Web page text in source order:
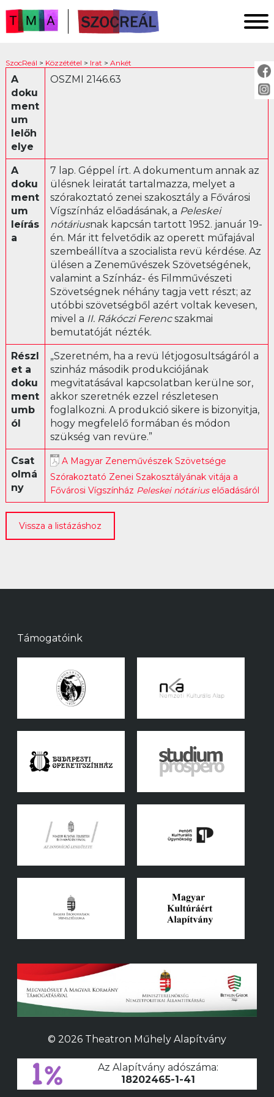
FŐOLDAL
KUTATÁS
KÖZZÉTÉTEL
KÖZVETÍTÉS
KÖZZÉTÉTEL:
Fotó
Irat
Ankét
Jogszabály
SzocReál > Közzététel > Irat > Ankét
A
doku
ment
um
lelőh
elye
OSZMI 2146.63
A
doku
ment
um
leírás
a
7 lap. Géppel írt. A dokumentum annak az
ülésnek leiratát tartalmazza, melyet a
szórakoztató zenei szakosztály a Fővárosi
Vígszínház előadásának, a Peleskei
nótáriusnak kapcsán tartott 1952. január 19-
én. Már itt felvetődik az operett műfajával
szembeállítva a szocialista revü kérdése. Az
ülésen a Zeneművészek Szövetségének,
valamint a Színház- és Filmművészeti
Szövetségnek néhány tagja vett részt; az
utóbbi szövetségből azért voltak kevesen,
mivel a II. Rákóczi Ferencszakmai
bemutatóját nézték.
Részl
et a
doku
ment
umb
ól
„Szeretném, ha a revü létjogosultságáról a
szinház második produkciójának
megvitatásával kapcsolatban kerülne sor,
akkor szeretnék ezzel részletesen
foglalkozni. A produkció sikere is bizonyitja,
hogy megfelelő formában és módon
szükség van revüre.”
Csat
olmá
ny
A Magyar Zeneművészek Szövetsége
Szórakoztató Zenei Szakosztályának vitája a
Fővárosi Vígszínház Peleskei nótáriuselőadásáról
Vissza a listázáshoz
Támogatóink
© 2026 Theatron Műhely Alapítvány
Az Alapítvány adószáma:
18202465-1-41